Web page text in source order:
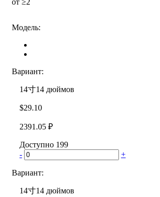
Модель:
Вариант:
14寸14 дюймов
$29.10
2391.05 ₽
Доступно 199
-
+
Вариант:
14寸14 дюймов